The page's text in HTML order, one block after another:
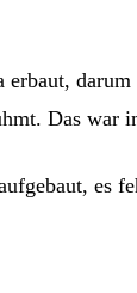
Das war
es